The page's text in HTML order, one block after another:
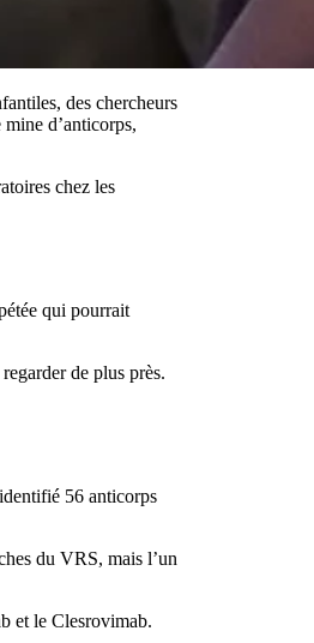
des chercheurs
d’anticorps,
chez les
qui pourrait
de plus près.
56 anticorps
du VRS, mais l’un
et le Clesrovimab.